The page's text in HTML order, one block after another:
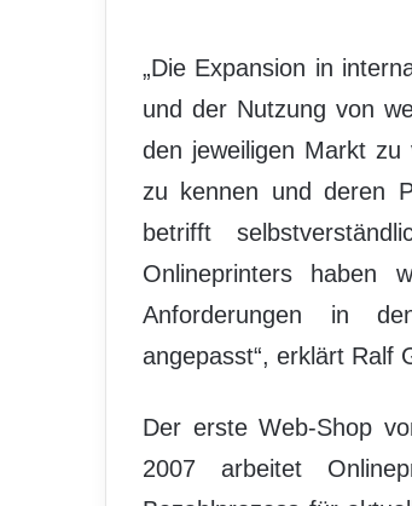
„Die Expansion in
und der Nutzung von
den jeweiligen Markt zu
zu kennen und deren
betrifft
Onlineprinters haben
Anforderungen in
angepasst“, erklärt Ralf
Der erste Web-Shop
2007 arbeitet